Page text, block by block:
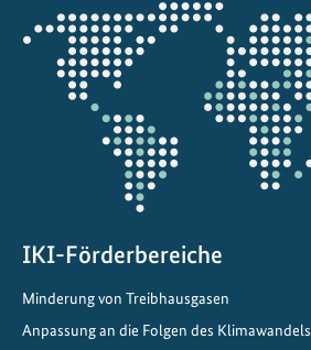
d
i
e
Z
u
k
o
Öffnet
die
Projektkarte
IKI-Förderbereiche
Minderung von Treibhausgasen
Anpassung an die Folgen des Klimawandels